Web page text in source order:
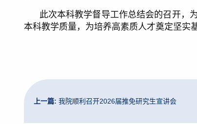
此次本科教学督导工作总结会的召开，
本科教学质量，为培养高素质人才奠定坚实基
上一篇: 我院顺利召开2026届推免研究生宣讲会